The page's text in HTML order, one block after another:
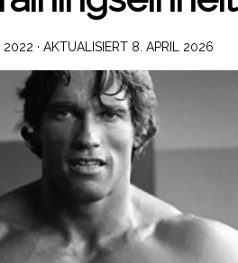
2022 · AKTUALISIERT 8. APRIL 2026